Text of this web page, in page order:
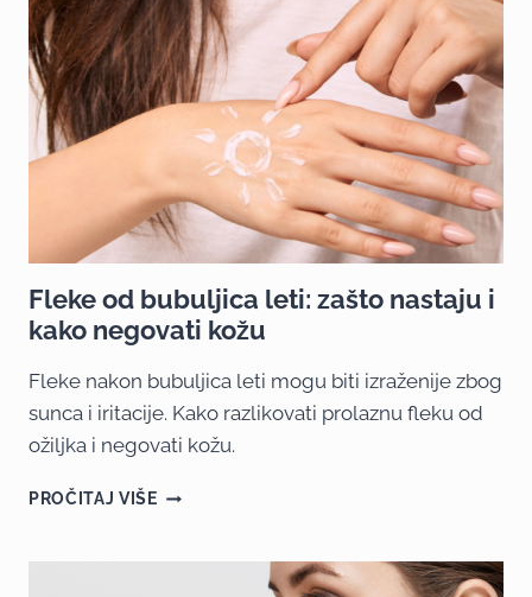
Fleke od bubuljica leti: zašto nastaju i
kako negovati kožu
Fleke nakon bubuljica leti mogu biti izraženije zbog
sunca i iritacije. Kako razlikovati prolaznu fleku od
ožiljka i negovati kožu.
PROČITAJ VIŠE